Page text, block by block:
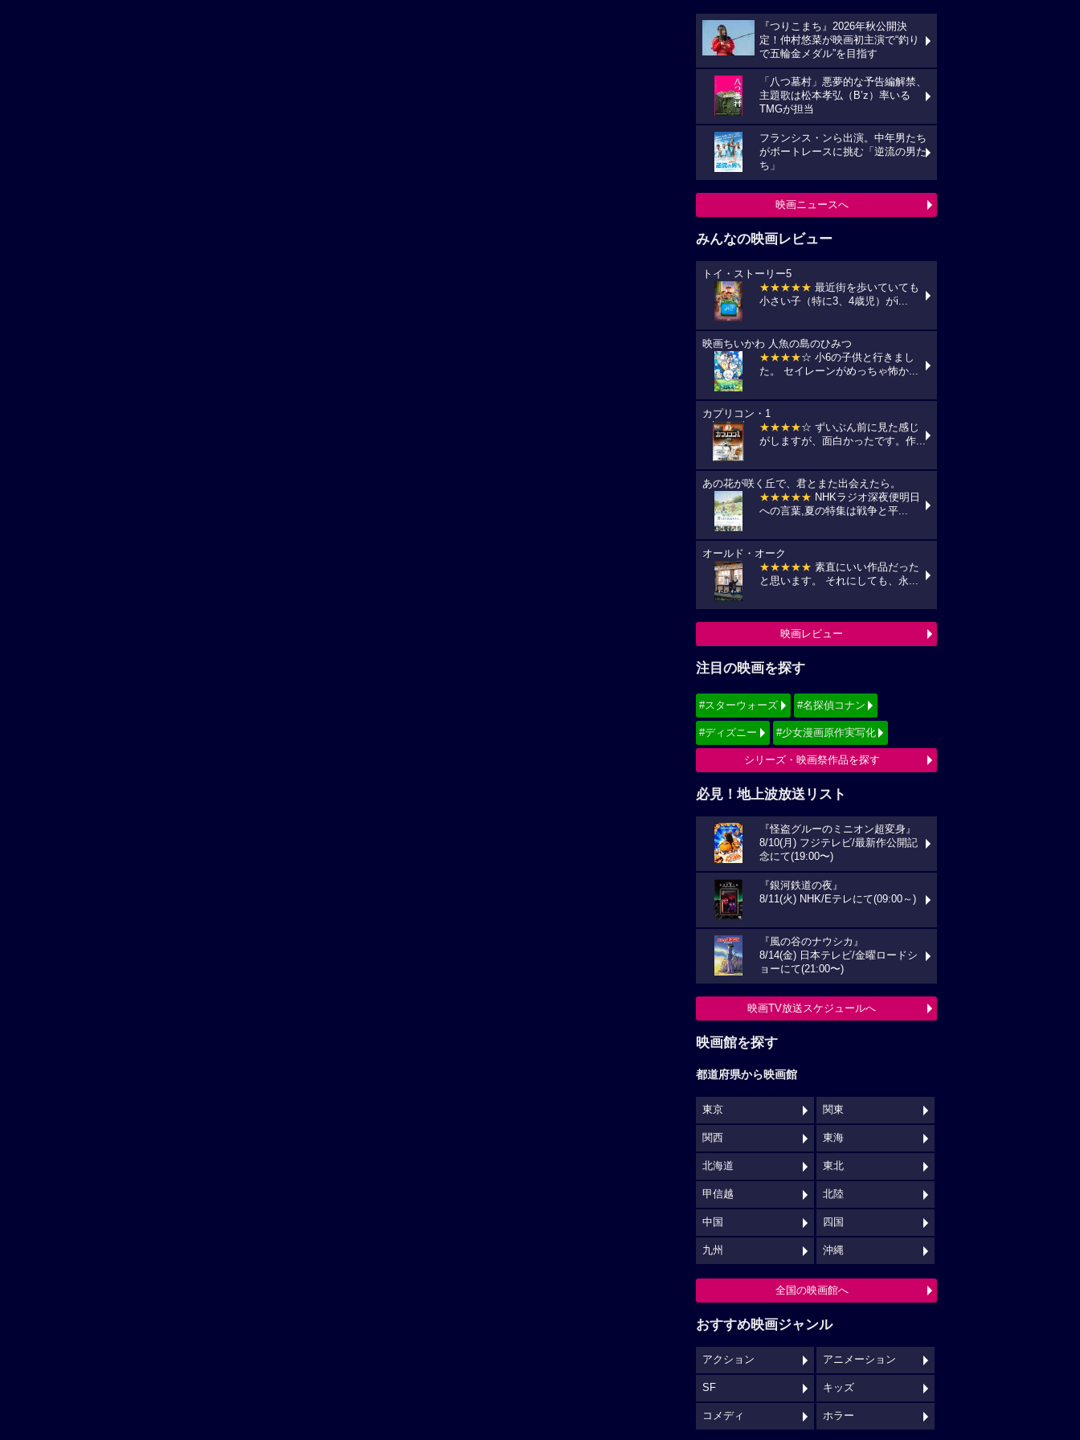
『つりこまち』2026年秋公開決
定！仲村悠菜が映画初主演で“釣り
で五輪金メダル”を目指す
「八つ墓村」悪夢的な予告編解禁、
主題歌は松本孝弘（B’z）率いる
TMGが担当
フランシス・ンら出演。中年男たち
がボートレースに挑む「逆流の男た
ち」
映画ニュースへ
みんなの映画レビュー
トイ・ストーリー5
★★★★★ 最近街を歩いていても
小さい子（特に3、4歳児）がi...
映画ちいかわ 人魚の島のひみつ
★★★★☆ 小6の子供と行きまし
た。 セイレーンがめっちゃ怖か...
カプリコン・1
★★★★☆ ずいぶん前に見た感じ
がしますが、面白かったです。作...
あの花が咲く丘で、君とまた出会えたら。
★★★★★ NHKラジオ深夜便明日
への言葉,夏の特集は戦争と平...
オールド・オーク
★★★★★ 素直にいい作品だった
と思います。 それにしても、永...
映画レビュー
注目の映画を探す
#スターウォーズ #名探偵コナン
#ディズニー #少女漫画原作実写化
シリーズ・映画祭作品を探す
必見！地上波放送リスト
『怪盗グルーのミニオン超変身』
8/10(月) フジテレビ/最新作公開記
念にて(19:00〜)
『銀河鉄道の夜』
8/11(火) NHK/Eテレにて(09:00～)
『風の谷のナウシカ』
8/14(金) 日本テレビ/金曜ロードシ
ョーにて(21:00〜)
映画TV放送スケジュールへ
映画館を探す
都道府県から映画館
東京 関東
関西 東海
北海道 東北
甲信越 北陸
中国 四国
九州 沖縄
全国の映画館へ
おすすめ映画ジャンル
アクション アニメーション
SF キッズ
コメディ ホラー